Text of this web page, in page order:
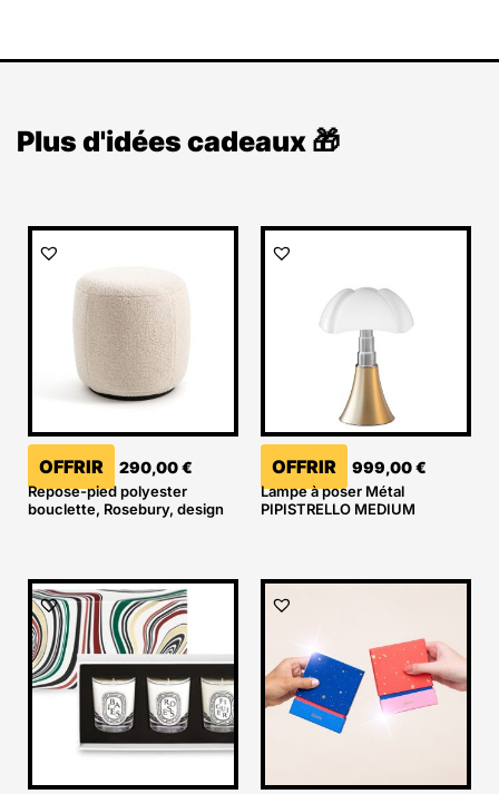
Plus d'idées cadeaux 🎁
OFFRIR 290,00€
Repose-pied polyester
bouclette, Rosebury, design
OFFRIR 999,00€
Lampe à poser Métal
PIPISTRELLO MEDIUM